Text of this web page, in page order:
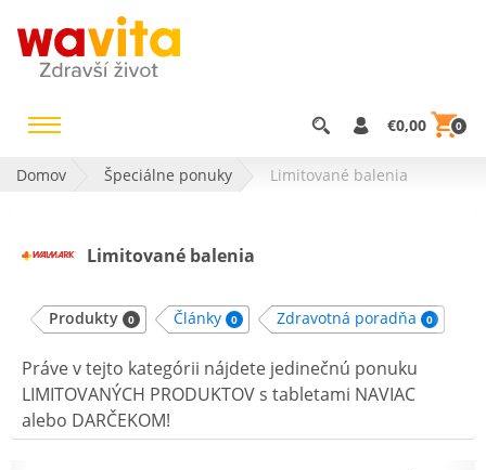
€0,00 0
Domov Špeciálne ponuky Limitované balenia
Limitované balenia
Produkty 0 Články 0 Zdravotná poradňa 0
Práve v tejto kategórii nájdete jedinečnú ponuku
LIMITOVANÝCH PRODUKTOV s tabletami NAVIAC
alebo DARČEKOM!